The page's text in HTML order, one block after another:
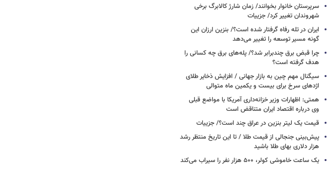
سرپرستان خانوار بخوانند/ زمان شارژ کالابرگ برخی
شهروندان تغییر کرد/ جزییات
ایران در تله رفاه گرفتار شده است؟/ بنزین ارزان این
گونه مسیر توسعه را تغییر می‌دهد
چرا قبض برق چندبرابر شد؟/ پله‌های برق چه کسانی را
هدف گرفته است؟
سیگنال‌ مهم چین به بازار جهانی / افزایش ذخایر طلای
اژدهای سرخ برای بیست و یکمین ماه متوالی
همتی: اظهارات وزیر خزانه‌داری آمریکا با مواضع قبلی
وی درباره اقتصاد ایران متناقض است
قیمت یک لیتر بنزین در عراق چند است؟/ جزییات
پیش‌بینی جنجالی از قیمت طلا / تا این تاریخ منتظر رشد
هزار دلاری بهای طلا باشید
یک ساعت خاموشی کولر، ۵۰۰ هزار نفر را سیراب می‌کند